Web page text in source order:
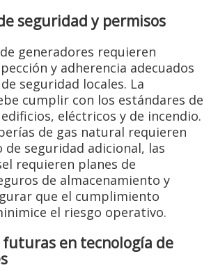
seguridad y permisos
generadores requieren
y adherencia adecuados
seguridad locales. La
cumplir con los estándares de
eléctricos y de incendio.
de gas natural requieren
seguridad adicional, las
requieren planes de
de almacenamiento y
que el cumplimiento
el riesgo operativo.
futuras en tecnología de